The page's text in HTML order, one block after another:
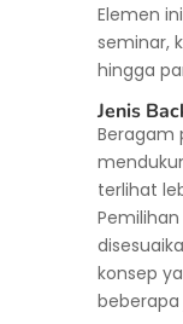
Elemen
seminar,
hingga
Jenis
Beragam
terlihat
konsep
beberapa